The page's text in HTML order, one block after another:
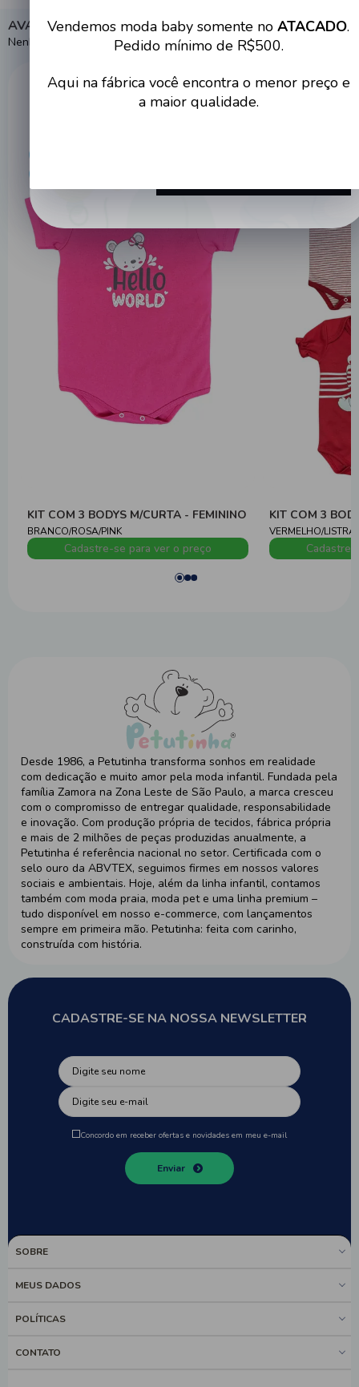
AVALIAÇÕES
Nenhuma avaliação cadastrada para esse produto.
Destaques populares
KIT COM 3 BODYS M/CURTA - FEMININO
Cadastre-se para ver o preço
BRANCO/ROSA/PINK
KIT COM 3
VERMELHO/
Desde 1986, a Petutinha transforma sonhos em realidade
com dedicação e muito amor pela moda infantil. Fundada pela
família Zamora na Zona Leste de São Paulo, a marca cresceu
com o compromisso de entregar qualidade, responsabilidade
e inovação. Com produção própria de tecidos, fábrica própria
e mais de 2 milhões de peças produzidas anualmente, a
Petutinha é referência nacional no setor. Certificada com o
selo ouro da ABVTEX, seguimos firmes em nossos valores
sociais e ambientais. Hoje, além da linha infantil, contamos
também com moda praia, moda pet e uma linha premium –
tudo disponível em nosso e-commerce, com lançamentos
sempre em primeira mão. Petutinha: feita com carinho,
construída com história.
CADASTRE-SE NA NOSSA NEWSLETTER
Enviar
Concordo em receber ofertas e novidades em meu e-mail
SOBRE
MEUS DADOS
POLÍTICAS
CONTATO
acesso a condições imperdíveis
Vendemos moda baby somente noATACADO.
Pedido mínimo de R$500.
Aqui na fábrica você encontra o menor preço e
a maior qualidade.